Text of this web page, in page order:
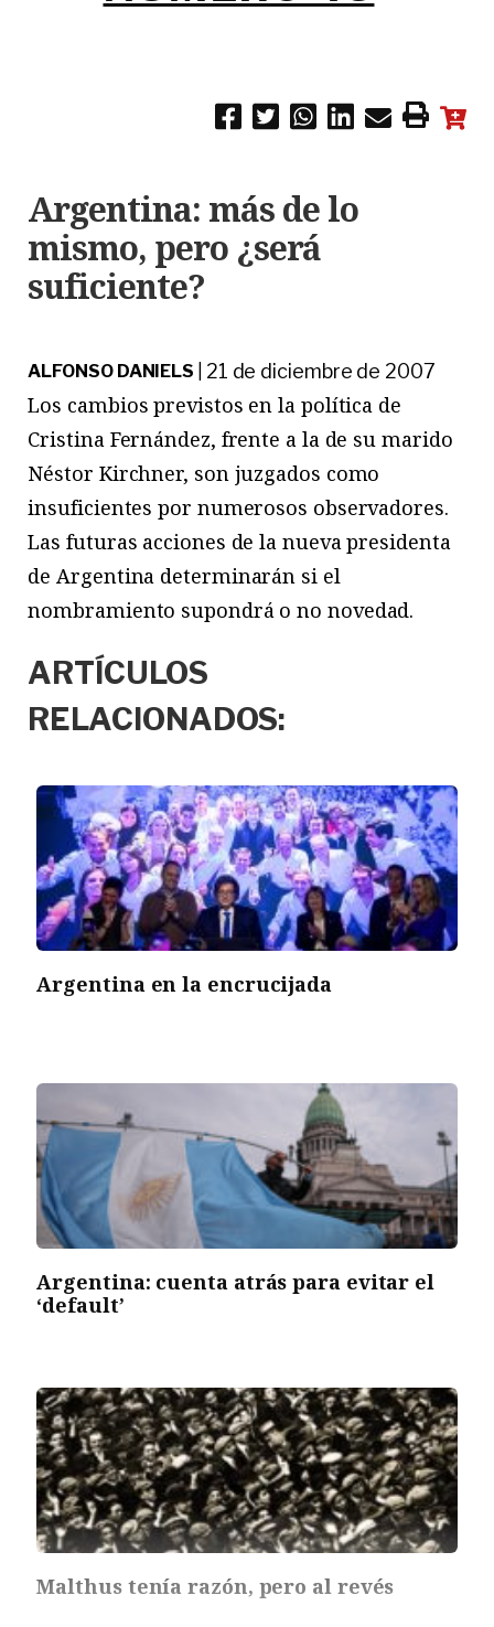
Argentina: más de lo
mismo, pero ¿será
suficiente?
ALFONSO DANIELS 21 de diciembre de 2007
Los cambios previstos en la política de
Cristina Fernández, frente a la de su marido
Néstor Kirchner, son juzgados como
insuficientes por numerosos observadores.
Las futuras acciones de la nueva presidenta
de Argentina determinarán si el
nombramiento supondrá o no novedad.
ARTÍCULOS
RELACIONADOS:
Argentina en la encrucijada
Argentina: cuenta atrás para evitar el
‘default’
Malthus tenía razón, pero al revés